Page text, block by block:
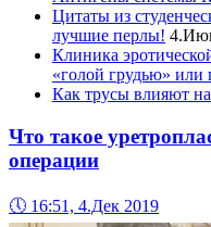
Цитаты из
лучшие перлы!
Клиника
«голой грудью» или
Как трусы влияют
Что такое
операции
🕔 16:51, 4.Дек 2019